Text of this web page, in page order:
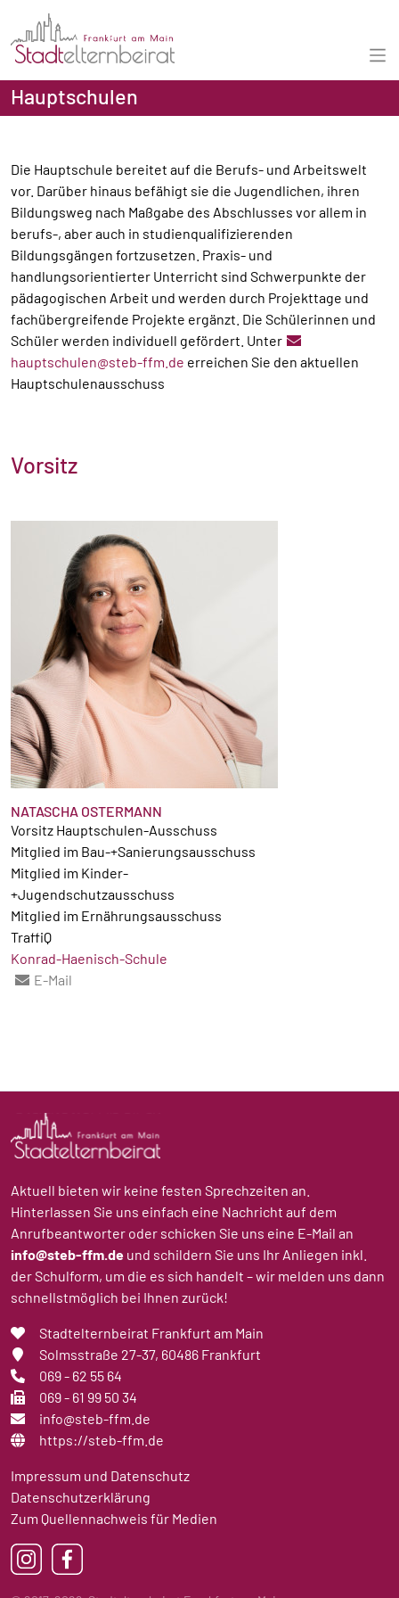
Hauptschulen
Die Hauptschule bereitet auf die Berufs- und Arbeitswelt
vor. Darüber hinaus befähigt sie die Jugendlichen, ihren
Bildungsweg nach Maßgabe des Abschlusses vor allem in
berufs-, aber auch in studienqualifizierenden
Bildungsgängen fortzusetzen. Praxis- und
handlungsorientierter Unterricht sind Schwerpunkte der
pädagogischen Arbeit und werden durch Projekttage und
fachübergreifende Projekte ergänzt. Die Schülerinnen und
Schüler werden individuell gefördert. Unter
hauptschulen@steb-ffm.de erreichen Sie den aktuellen
Hauptschulenausschuss
Vorsitz
NATASCHA OSTERMANN
Vorsitz Hauptschulen-Ausschuss
Mitglied im Bau-+Sanierungsausschuss
Mitglied im Kinder-
+Jugendschutzausschuss
Mitglied im Ernährungsausschuss
TraffiQ
Konrad-Haenisch-Schule
E-Mail
Aktuell bieten wir keine festen Sprechzeiten an.
Hinterlassen Sie uns einfach eine Nachricht auf dem
Anrufbeantworter oder schicken Sie uns eine E-Mail an
info@steb-ffm.de und schildern Sie uns Ihr Anliegen inkl.
der Schulform, um die es sich handelt – wir melden uns dann
schnellstmöglich bei Ihnen zurück!
Stadtelternbeirat Frankfurt am Main
Solmsstraße 27-37, 60486 Frankfurt
069 - 62 55 64
069 - 61 99 50 34
info@steb-ffm.de
https://steb-ffm.de
Impressum und Datenschutz
Datenschutzerklärung
Zum Quellennachweis für Medien